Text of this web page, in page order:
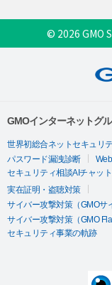
© 2026 GMO